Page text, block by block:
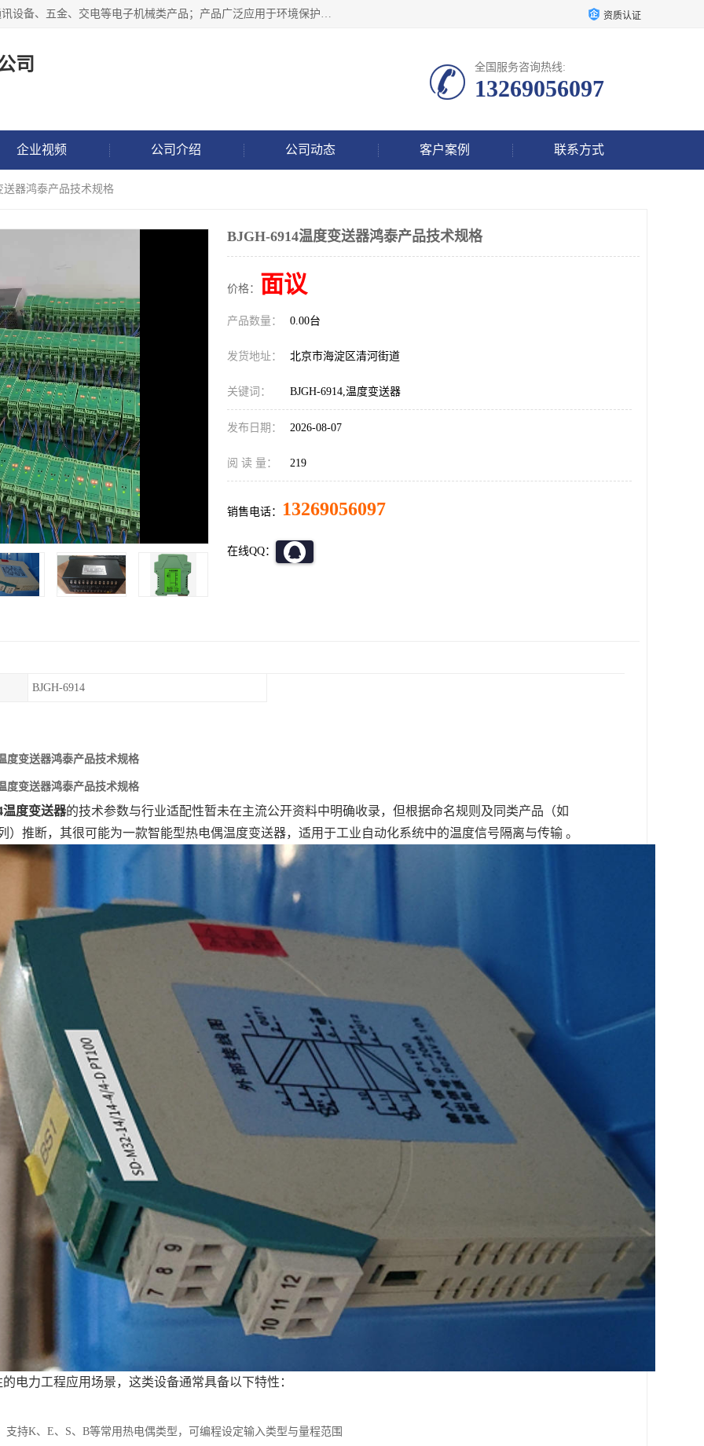
北京鸿泰顺达科技有限公司主要经营电子产品、机械设备、通讯设备、五金、交电等电子机械类产品；产品广泛应用于环境保护、石油化工、电力电子、冶金建筑、煤炭、农业、卫生防疫、教育科研等行业。并成功的与各地环境监测站、污水处理厂、卷烟厂、电厂、高校、科学院所、卫生防疫部门、煤矿、石化厂等用户建立了密切的合作关系。 资质认证
司 全国服务咨询热线:
13269056097
企业视频 公司介绍 公司动态 客户案例 联系方式
送器鸿泰产品技术规格
BJGH-6914温度变送器鸿泰产品技术规格
价格： 面议
产品数量： 0.00台
发货地址： 北京市海淀区清河街道
关键词： BJGH-6914,温度变送器
发布日期： 2026-08-07
阅 读 量： 219
销售电话： 13269056097
在线QQ：
BJGH-6914
度变送器鸿泰产品技术规格
度变送器鸿泰产品技术规格
温度变送器‌的技术参数与行业适配性暂未在主流公开资料中明确收录，但根据命名规则及同类产品（如
）推断，其很可能为一款智能型热电偶温度变送器，适用于工业自动化系统中的温度信号隔离与传输 。
电力工程应用场景，这类设备通常具备以下特性：
支持K、E、S、B等常用热电偶类型，可编程设定输入类型与量程范围